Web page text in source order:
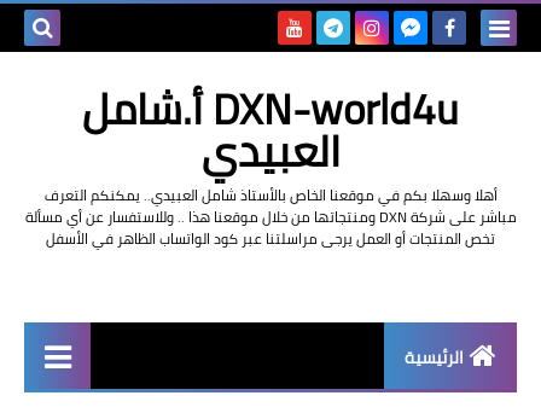
DXN-world4u أ.شامل
العبيدي
أهلا وسهلا بكم في موقعنا الخاص بالأستاذ شامل العبيدي.. يمكنكم التعرف
مباشر على شركة DXN ومنتجاتها من خلال موقعنا هذا .. وللاستفسار عن أي مسألة
تخص المنتجات أو العمل يرجى مراسلتنا عبر كود الواتساب الظاهر في الأسفل
الرئيسية